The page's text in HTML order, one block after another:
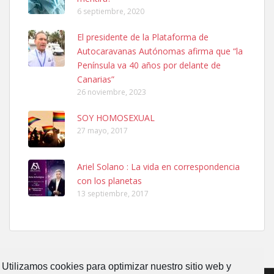
Utilizamos cookies para optimizar nuestro sitio web y
Ninfa perdida
El día 5 se los perdió una ninfa papillera, asustada tiene miedo a la
calle, se perdió por la zon...
Leales.org » Gran Canaria | 6.7.2025
Adopcion
Leales.org » Gran Canaria | 4.7.2025
6 septiembre, 2020
El presidente de la Plataforma de
Autocaravanas Autónomas afirma que “la
Península va 40 años por delante de
Canarias”
26 noviembre, 2023
SOY HOMOSEXUAL
27 mayo, 2017
Ariel Solano : La vida en correspondencia
con los planetas
13 septiembre, 2017